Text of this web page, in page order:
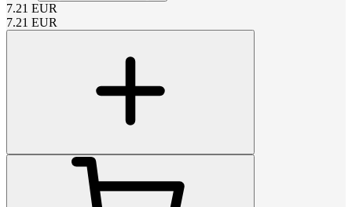
7.21 EUR
7.21 EUR